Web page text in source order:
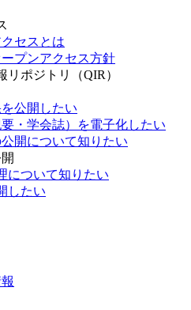
セスとは
プンアクセス方針
リポジトリ（QIR）
公開したい
・学会誌）を電子化したい
開について知りたい
について知りたい
したい